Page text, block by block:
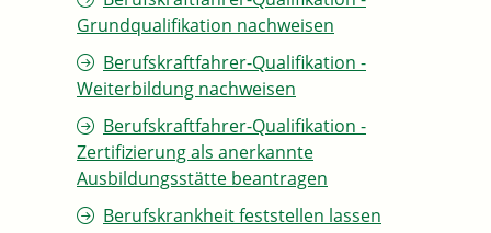
Grundqualifikation nachweisen
Berufskraftfahrer-Qualifikation -
Weiterbildung nachweisen
Berufskraftfahrer-Qualifikation -
Zertifizierung als anerkannte
Ausbildungsstätte beantragen
Berufskrankheit feststellen lassen